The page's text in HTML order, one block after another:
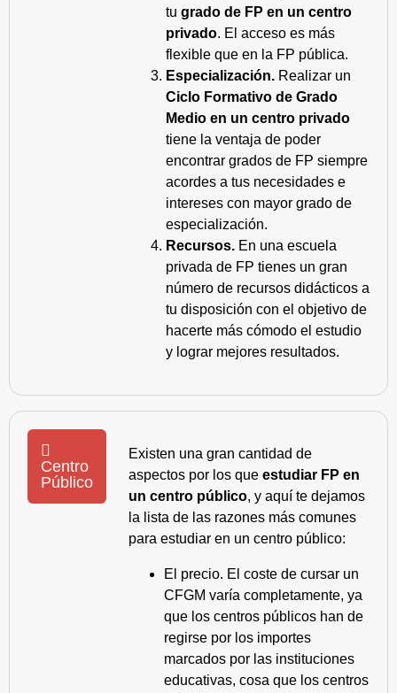
tu grado de FP en un centro
privado. El acceso es más
flexible que en la FP pública.
Especialización. Realizar un
Ciclo Formativo de Grado
Medio en un centro privado
tiene la ventaja de poder
encontrar grados de FP siempre
acordes a tus necesidades e
intereses con mayor grado de
especialización.
Recursos. En una escuela
privada de FP tienes un gran
número de recursos didácticos a
tu disposición con el objetivo de
hacerte más cómodo el estudio
y lograr mejores resultados.
Centro
Público
Existen una gran cantidad de
aspectos por los que estudiar FP en
un centro público, y aquí te dejamos
la lista de las razones más comunes
para estudiar en un centro público:
El precio. El coste de cursar un
CFGM varía completamente, ya
que los centros públicos han de
regirse por los importes
marcados por las instituciones
educativas, cosa que los centros